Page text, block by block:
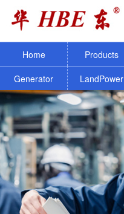
Home Products
Generator
LandPower